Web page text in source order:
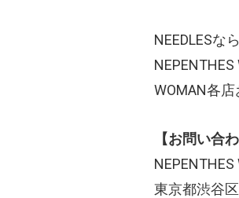
NEEDLESな
WOMAN各
【お問い合
NEPENTHES
東京都渋谷